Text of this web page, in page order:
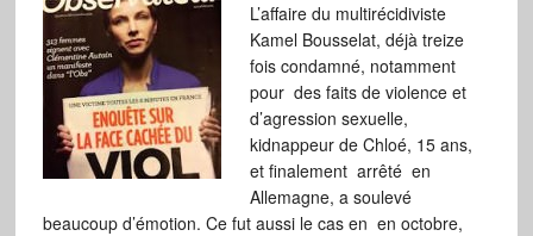
L’affaire du multirécidiviste
Kamel Bousselat, déjà treize
fois condamné, notamment
pour des faits de violence et
d’agression sexuelle,
kidnappeur de Chloé, 15 ans,
et finalement arrêté en
Allemagne, a soulevé
beaucoup d’émotion. Ce fut aussi le cas en en octobre,